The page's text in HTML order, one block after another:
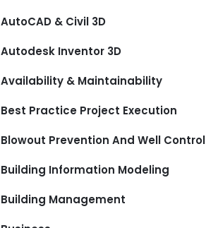
AutoCAD & Civil 3D
Autodesk Inventor 3D
Availability & Maintainability
Best Practice Project Execution
Blowout Prevention And Well Control
Building Information Modeling
Building Management